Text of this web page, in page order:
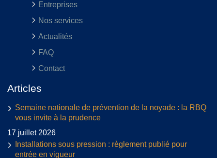
Entreprises
Nos services
Actualités
FAQ
Contact
Articles
Semaine nationale de prévention de la noyade : la RBQ
vous invite à la prudence
17 juillet 2026
Installations sous pression : règlement publié pour
entrée en vigueur